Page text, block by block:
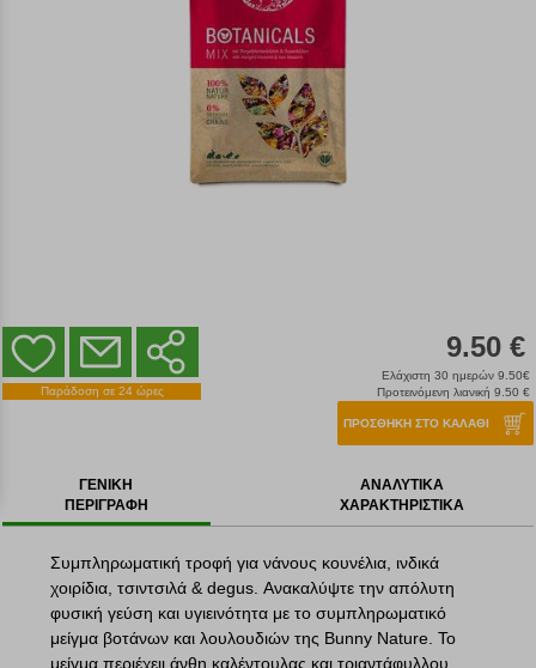
Παράδοση σε 24 ώρες
9.50 €
Ελάχιστη 30 ημερών 9.50€
Προτεινόμενη λιανική 9.50 €
ΠΡΟΣΘΗΚΗ ΣΤΟ ΚΑΛΑΘΙ
ΓΕΝΙΚΗ
ΠΕΡΙΓΡΑΦΗ
ΑΝΑΛΥΤΙΚΑ
ΧΑΡΑΚΤΗΡΙΣΤΙΚΑ
Συμπληρωματική τροφή για νάνους κουνέλια, ινδικά
χοιρίδια, τσιντσιλά & degus. Ανακαλύψτε την απόλυτη
φυσική γεύση και υγιεινότητα με το συμπληρωματικό
μείγμα βοτάνων και λουλουδιών της Bunny Nature. Το
μείγμα περιέχειι άνθη καλέντουλας και τριαντάφυλλου,